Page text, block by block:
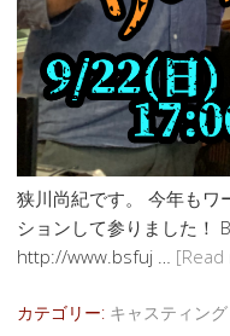
狭川尚紀です。 今年もワ
ションして参りました！
http://www.bsfuj …
カテゴリー: キャスティング